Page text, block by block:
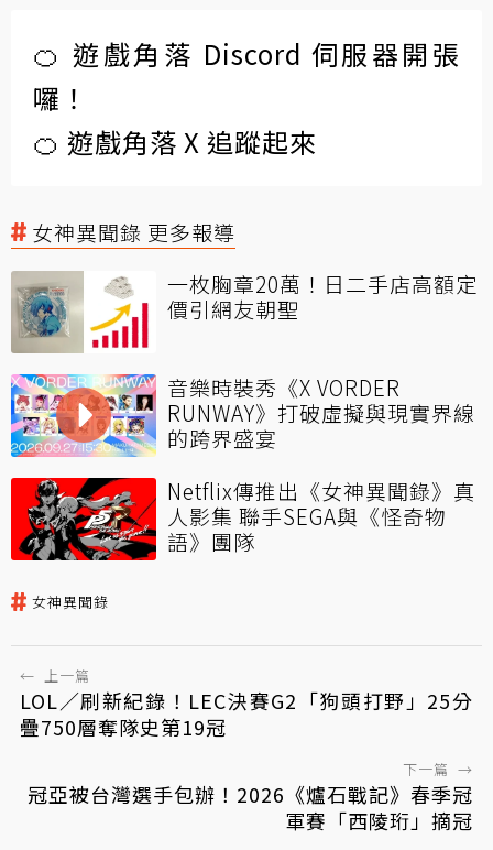
🍊 遊戲角落 Discord 伺服器開張
囉！
🍊 遊戲角落 X 追蹤起來
女神異聞錄 更多報導
一枚胸章20萬！日二手店高額定
價引網友朝聖
音樂時裝秀《X VORDER
RUNWAY》打破虛擬與現實界線
的跨界盛宴
Netflix傳推出《女神異聞錄》真
人影集 聯手SEGA與《怪奇物
語》團隊
女神異聞錄
← 上一篇
LOL／刷新紀錄！LEC決賽G2「狗頭打野」25分
疊750層奪隊史第19冠
下一篇 →
冠亞被台灣選手包辦！2026《爐石戰記》春季冠
軍賽「西陵珩」摘冠